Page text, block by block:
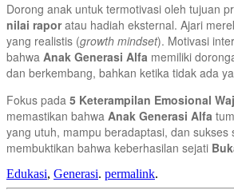
Dorong anak untuk termotivasi oleh tujuan
nilai raporatau hadiah eksternal. Ajari
yang realistis (growth mindset). Motivasi
bahwa Anak Generasi Alfa memiliki
dan berkembang, bahkan ketika tidak ada
Fokus pada 5 Keterampilan Emosional
memastikan bahwa Anak Generasi Alfa
yang utuh, mampu beradaptasi, dan sukses
membuktikan bahwa keberhasilan sejati
Edukasi, Generasi. permalink.